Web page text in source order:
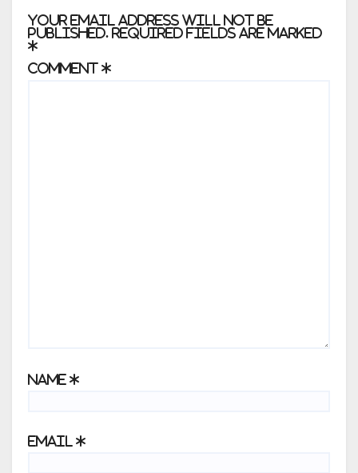
Your email address will not be
published. Required fields are marked
*
Comment *
Name *
Email *